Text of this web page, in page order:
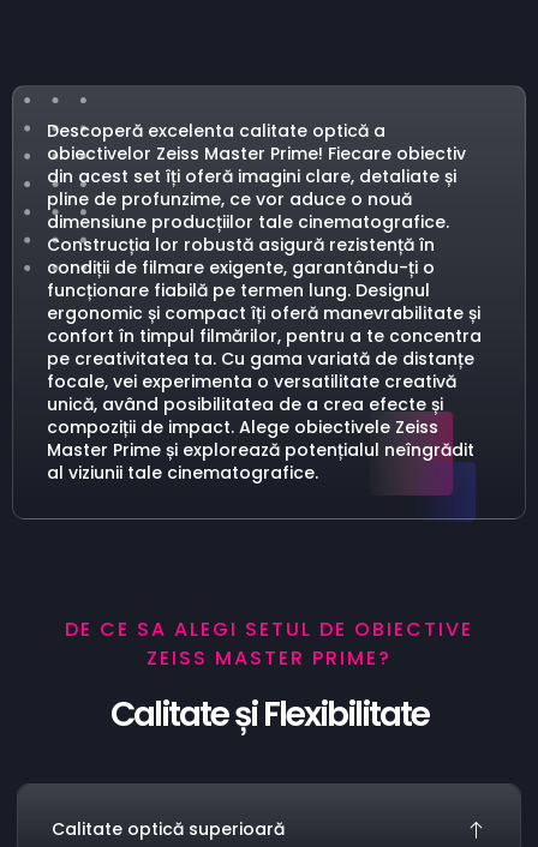
Descoperă excelenta calitate optică a
obiectivelor Zeiss Master Prime! Fiecare obiectiv
din acest set îți oferă imagini clare, detaliate și
pline de profunzime, ce vor aduce o nouă
dimensiune producțiilor tale cinematografice.
Construcția lor robustă asigură rezistență în
condiții de filmare exigente, garantându-ți o
funcționare fiabilă pe termen lung. Designul
ergonomic și compact îți oferă manevrabilitate și
confort în timpul filmărilor, pentru a te concentra
pe creativitatea ta. Cu gama variată de distanțe
focale, vei experimenta o versatilitate creativă
unică, având posibilitatea de a crea efecte și
compoziții de impact. Alege obiectivele Zeiss
Master Prime și explorează potențialul neîngrădit
al viziunii tale cinematografice.
DE CE SA ALEGI SETUL DE OBIECTIVE
ZEISS MASTER PRIME?
Calitate și Flexibilitate
Calitate optică superioară